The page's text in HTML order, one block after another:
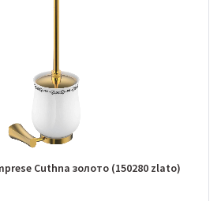
Cuthna золото (150280 zlato)